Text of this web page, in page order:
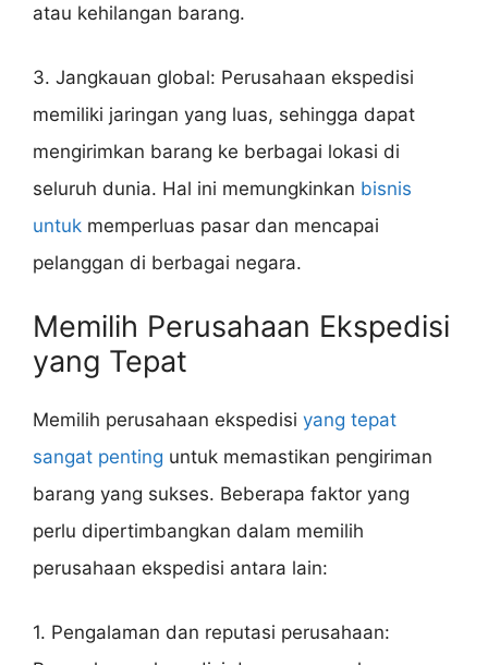
atau kehilangan barang.
3. Jangkauan global: Perusahaan ekspedisi
memiliki jaringan yang luas, sehingga dapat
mengirimkan barang ke berbagai lokasi di
seluruh dunia. Hal ini memungkinkan bisnis
untuk memperluas pasar dan mencapai
pelanggan di berbagai negara.
Memilih Perusahaan Ekspedisi
yang Tepat
Memilih perusahaan ekspedisi yang tepat
sangat penting untuk memastikan pengiriman
barang yang sukses. Beberapa faktor yang
perlu dipertimbangkan dalam memilih
perusahaan ekspedisi antara lain:
1. Pengalaman dan reputasi perusahaan: